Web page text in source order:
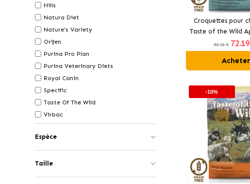
Hills
Natura Diet
Nature's Variety
Orijen
Purina Pro Plan
Purina Veterinary Diets
Royal Canin
Specific
Taste Of The Wild
Virbac
Espèce
Taille
Croquettes pour
Taste of the Wild
Valley avec
80.21 € 72
Acheter
-10%